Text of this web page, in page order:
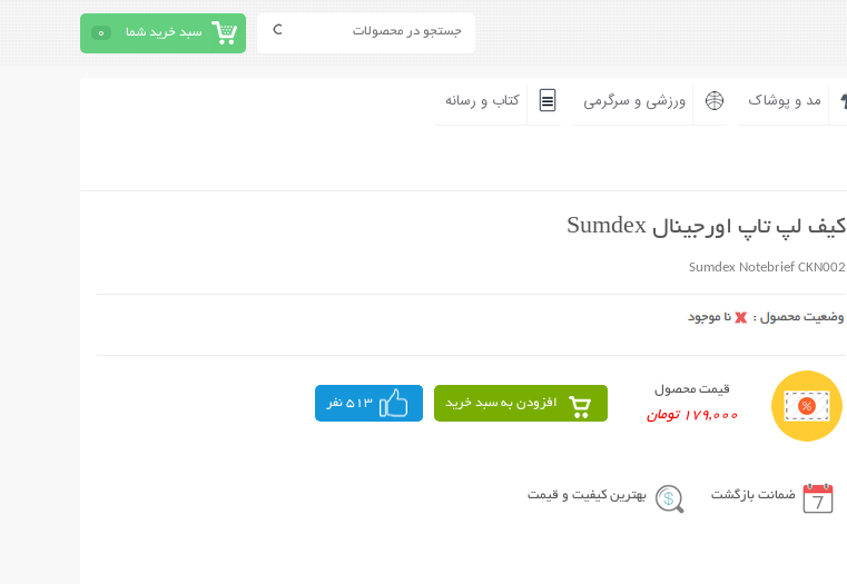
سبد خرید شما 0
مد و پوشاک ورزشی و سرگرمی کتاب و رسانه
کیف لپ تاپ اورجینال Sumdex
Sumdex Notebrief CKN002
قیمت محصول
179,000 تومان
افزودن به سبد خرید 513 نفر
ضمانت بازگشت بهترین کیفیت و قیمت